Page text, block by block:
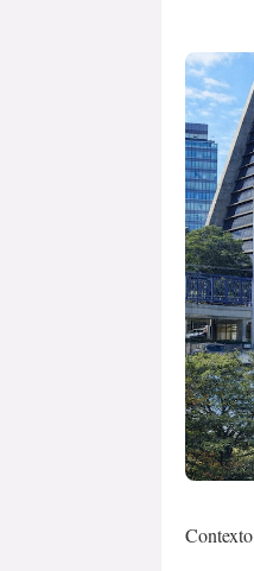
Contexto